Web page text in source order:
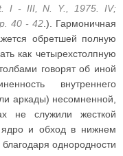
I - III, N. Y., 1975. IV;
40 - 42.). Гармоничная
обретшей полную
как четырехстолпную
говорят об иной
внутреннего
аркады) несомненной,
не служили жесткой
ядро и обход в нижнем
однородности